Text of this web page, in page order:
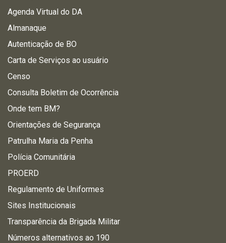
Agenda Virtual do DA
Almanaque
Autenticação de BO
Carta de Serviços ao usuário
Censo
Consulta Boletim de Ocorrência
Onde tem BM?
Orientações de Segurança
Patrulha Maria da Penha
Polícia Comunitária
PROERD
Regulamento de Uniformes
Sites Institucionais
Transparência da Brigada Militar
Números alternativos ao 190